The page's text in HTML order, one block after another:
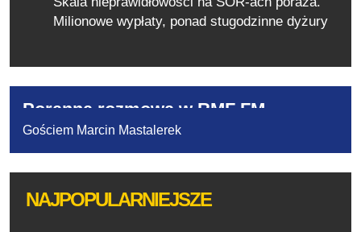
Milionowe wypłaty, ponad stugodzinne dyżury
Poranna rozmowa w RMF FM
Gościem Marcin Mastalerek
NAJPOPULARNIEJSZE